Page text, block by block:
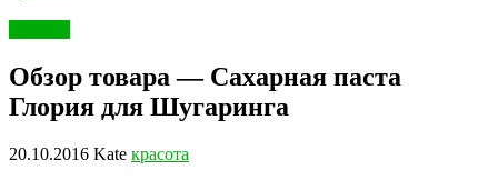
Обзор товара — Сахарная паста
Глория для Шугаринга
20.10.2016 Kate красота